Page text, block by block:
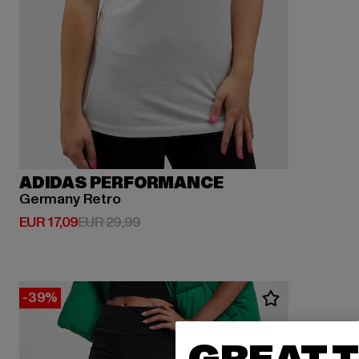
ADIDAS PERFORMANCE
Germany Retro
EUR 17,09
Huidige prijs: EUR 17,09
EUR 29,99Actieprijs: EUR 29,99
-39%